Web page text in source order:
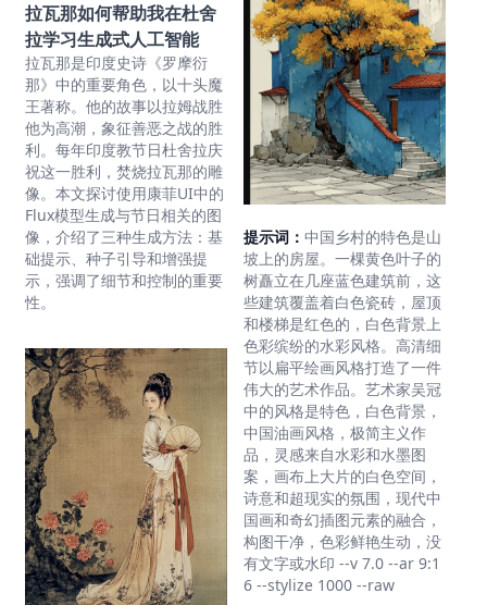
拉瓦那如何帮助我在杜舍
拉学习生成式人工智能
拉瓦那是印度史诗《罗摩衍
那》中的重要角色，以十头魔
王著称。他的故事以拉姆战胜
他为高潮，象征善恶之战的胜
利。每年印度教节日杜舍拉庆
祝这一胜利，焚烧拉瓦那的雕
像。本文探讨使用康菲UI中的
Flux模型生成与节日相关的图
像，介绍了三种生成方法：基
础提示、种子引导和增强提
示，强调了细节和控制的重要
性。
提示词： 中国乡村的特色是山
坡上的房屋。一棵黄色叶子的
树矗立在几座蓝色建筑前，这
些建筑覆盖着白色瓷砖，屋顶
和楼梯是红色的，白色背景上
色彩缤纷的水彩风格。高清细
节以扁平绘画风格打造了一件
伟大的艺术作品。艺术家吴冠
中的风格是特色，白色背景，
中国油画风格，极简主义作
品，灵感来自水彩和水墨图
案，画布上大片的白色空间，
诗意和超现实的氛围，现代中
国画和奇幻插图元素的融合，
构图干净，色彩鲜艳生动，没
有文字或水印 --v 7.0 --ar 9:1
6 --stylize 1000 --raw